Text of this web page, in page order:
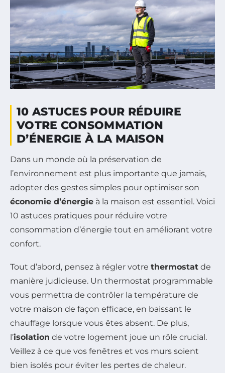
10 ASTUCES POUR RÉDUIRE
VOTRE CONSOMMATION
D’ÉNERGIE À LA MAISON
Dans un monde où la préservation de
l’environnement est plus importante que jamais,
adopter des gestes simples pour optimiser son
économie d’énergie à la maison est essentiel. Voici
10 astuces pratiques pour réduire votre
consommation d’énergie tout en améliorant votre
confort.
Tout d’abord, pensez à régler votre thermostat de
manière judicieuse. Un thermostat programmable
vous permettra de contrôler la température de
votre maison de façon efficace, en baissant le
chauffage lorsque vous êtes absent. De plus,
l’isolation de votre logement joue un rôle crucial.
Veillez à ce que vos fenêtres et vos murs soient
bien isolés pour éviter les pertes de chaleur.